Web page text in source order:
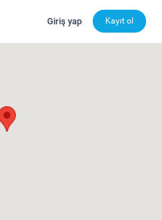
Bul, Yorumları İncele ve
Giriş yap Kayıt ol